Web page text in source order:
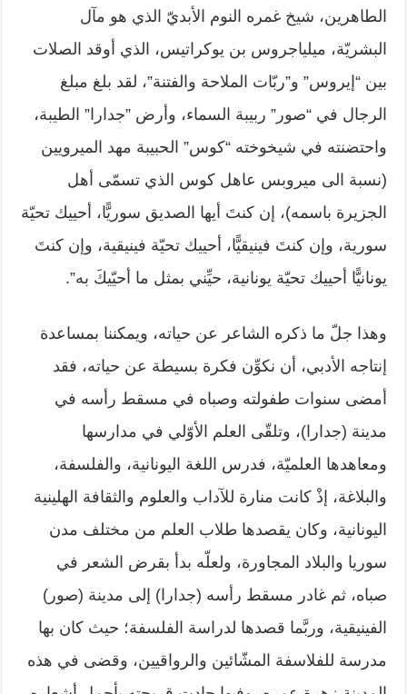
الطاهرين، شيخ غمره النوم الأبديّ ‏الذي هو مآل
البشريّة، ميلياجروس بن يوكراتيس، الذي أوقد الصلات
بين “إيروس” ‏و”ربّات الملاحة والفتنة”، لقد بلغ مبلغ
الرجال في “صور” ربيبة السماء، وأرض ‏‏”جدارا” الطيبة،
واحتضنته في شيخوخته “كوس” الحبيبة مهد الميرويين
(نسبة الى ‏ميروبس عاهل كوس الذي تسمّى أهل
الجزيرة باسمه)، إن كنتَ أيها الصديق سوريًّا، ‏أحييك تحيّة
سورية، وإن كنتَ فينيقيًّا، أحييك تحيّة فينيقية، وإن كنتَ
يونانيًّا أحييك ‏تحيّة يونانية، حيِّني بمثل ما أحيّيكَ به”.‏
وهذا جلّ ما ذكره الشاعر عن حياته، ويمكننا بمساعدة
إنتاجه الأدبي، أن نكوِّن فكرة ‏بسيطة عن حياته، فقد
أمضى سنوات طفولته وصباه في مسقط رأسه في
مدينة ‏‏(جدارا)، وتلقّى العلم الأوّلي في مدارسها
ومعاهدها العلميّة، فدرس اللغة اليونانية، ‏والفلسفة،
والبلاغة، إذْ كانت منارة للآداب والعلوم والثقافة الهلينية
اليونانية، وكان ‏يقصدها طلاب العلم من مختلف مدن
سوريا والبلاد المجاورة، ولعلّه بدأ بقرض ‏الشعر في
صباه، ثم غادر مسقط رأسه (جدارا) إلى مدينة (صور)
الفينيقية، وربَّما ‏قصدها لدراسة الفلسفة؛ حيث كان بها
مدرسة للفلاسفة المشّائين والرواقيين، وقضى ‏في هذه